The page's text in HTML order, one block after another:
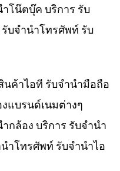
โน๊ตบุ๊ค บริการ รับ
บจำนำโทรศัพท์ รับ
นค้าไอที รับจำนำมือถือ
แบรนด์เนมต่างๆ
กล้อง บริการ รับจำนำ
ำโทรศัพท์ รับจำนำไอ